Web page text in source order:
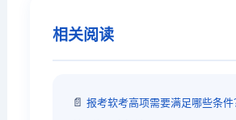
相关阅读
📄 报考软考高项需要满足哪些条